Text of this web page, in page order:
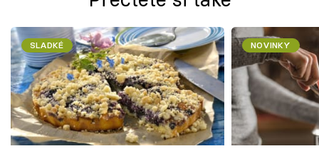
SLADKÉ NOVINKY